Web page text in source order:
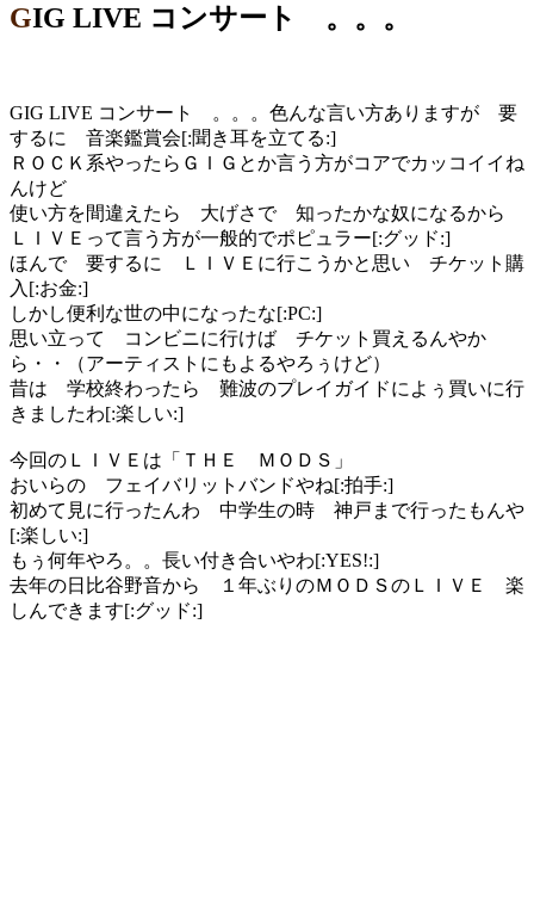
GIG LIVE コンサート 。。。
GIG LIVE コンサート 。。。色んな言い方ありますが 要
するに 音楽鑑賞会[:聞き耳を立てる:]
ＲＯＣＫ系やったらＧＩＧとか言う方がコアでカッコイイね
んけど
使い方を間違えたら 大げさで 知ったかな奴になるから
ＬＩＶＥって言う方が一般的でポピュラー[:グッド:]
ほんで 要するに ＬＩＶＥに行こうかと思い チケット購
入[:お金:]
しかし便利な世の中になったな[:PC:]
思い立って コンビニに行けば チケット買えるんやか
ら・・（アーティストにもよるやろぅけど）
昔は 学校終わったら 難波のプレイガイドによぅ買いに行
きましたわ[:楽しい:]
今回のＬＩＶＥは「ＴＨＥ ＭＯＤＳ」
おいらの フェイバリットバンドやね[:拍手:]
初めて見に行ったんわ 中学生の時 神戸まで行ったもんや
[:楽しい:]
もぅ何年やろ。。長い付き合いやわ[:YES!:]
去年の日比谷野音から １年ぶりのＭＯＤＳのＬＩＶＥ 楽
しんできます[:グッド:]